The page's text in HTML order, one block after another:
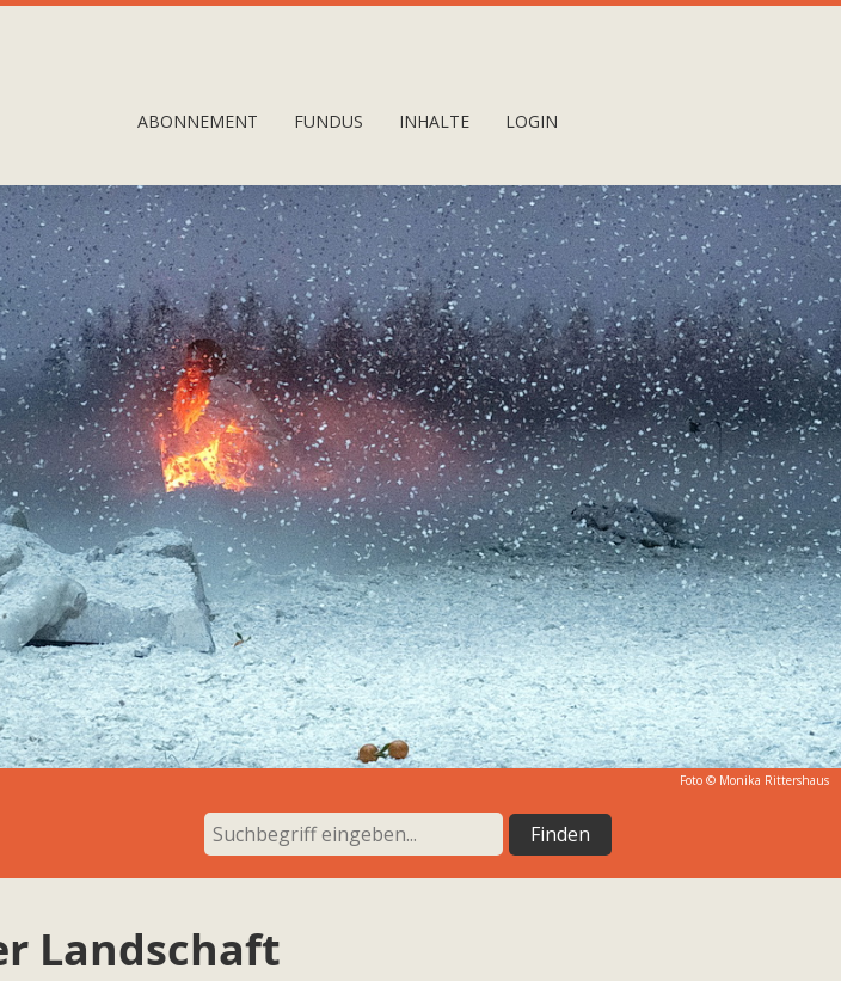
ABONNEMENT FUNDUS INHALTE LOGIN
Foto © Monika Rittershaus
Landschaft